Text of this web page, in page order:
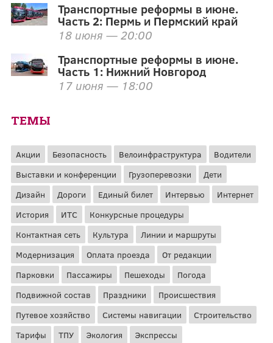
Транспортные реформы в июне.
Часть 2: Пермь и Пермский край
18 июня — 20:00
Транспортные реформы в июне.
Часть 1: Нижний Новгород
17 июня — 18:00
ТЕМЫ
Акции Безопасность Велоинфраструктура
Водители
Выставки и конференции
Грузоперевозки
Дети
Дизайн
Дороги Единый билет Интервью
Интернет
История
ИТС
Конкурсные процедуры
Контактная сеть
Культура
Линии и маршруты
Модернизация
Оплата проезда
От редакции
Парковки
Пассажиры Пешеходы
Погода
Подвижной состав
Праздники
Происшествия
Путевое хозяйство
Системы навигации
Строительство
Тарифы
ТПУ Экология Экспрессы